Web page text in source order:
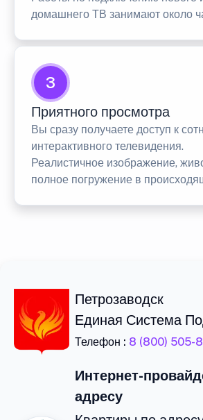
домашнего ТВ занимают около
3
Приятного просмотра
Вы сразу получаете доступ к
интерактивного телевидения.
Реалистичное изображение,
полное погружение в
Петрозаводск
Единая Система
Телефон : 8 (800) 505-
Интернет-
адресу